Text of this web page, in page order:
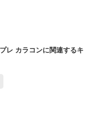
レ カラコンに関連するキ